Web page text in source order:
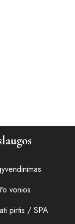
vonios
pirtis / SPA